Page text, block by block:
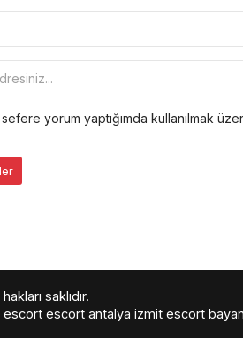
yorum yaptığımda kullanılmak
saklıdır.
escort escort antalya izmit escort bayan